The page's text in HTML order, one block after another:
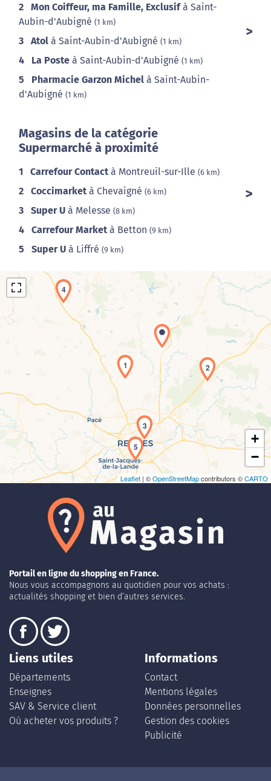
2 Mon Coiffeur, ma Famille, Exclusifà Saint-
Aubin-d'Aubigné (1 km)
3 Atol à Saint-Aubin-d'Aubigné (1 km)
4 La Poste à Saint-Aubin-d'Aubigné (1 km)
5 Pharmacie Garzon Michel à Saint-Aubin-
d'Aubigné (1 km)
Magasins de la catégorie
Supermarché à proximité
1 Carrefour Contact à Montreuil-sur-Ille (6 km)
2 Coccimarket à Chevaigné (6 km)
3 Super U à Melesse (8 km)
4 Carrefour Market à Betton (9 km)
5 Super U à Liffré (9 km)
Chargement de la carte en cours...
1 2
3
4
5
+
−
Leaflet | ©OpenStreetMapcontributors ©CARTO
Portail en ligne du shopping en France.
Nous vous accompagnons au quotidien pour vos achats :
actualités shopping et bien d’autres services.
Liens utiles
Départements
Enseignes
SAV & Service client
Où acheter vos produits ?
Informations
Contact
Mentions légales
Données personnelles
Gestion des cookies
Publicité